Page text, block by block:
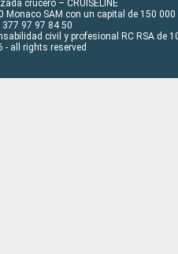
crucero – CRUISELINE
Monaco SAM con un capital de 150 000
97 97 84 50
civil y profesional RC RSA de
- all rights reserved